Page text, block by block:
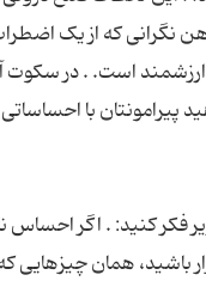
ذهن نگرانی که از یک
است. . در سکوت
پیرامونتان با
کنید: . اگر احساس
باشید، همان چیزهایی